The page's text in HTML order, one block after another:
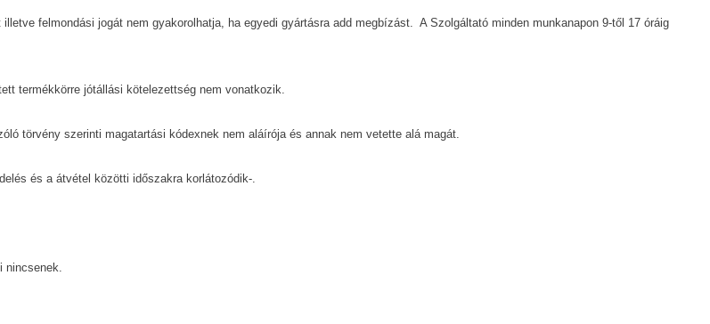
felmondási jogát nem gyakorolhatja, ha egyedi gyártásra add megbízást. A Szolgáltató minden munkanapon 9-től 17 óráig
termékkörre jótállási kötelezettség nem vonatkozik.
törvény szerinti magatartási kódexnek nem aláírója és annak nem vetette alá magát.
és a átvétel közötti időszakra korlátozódik-.
nincsenek.